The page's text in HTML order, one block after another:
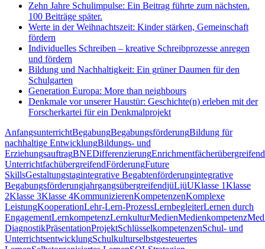
Zehn Jahre Schulimpulse: Ein Beitrag führte zum nächsten.
100 Beiträge später.
Werte in der Weihnachtszeit: Kinder stärken, Gemeinschaft
fördern
Individuelles Schreiben – kreative Schreibprozesse anregen
und fördern
Bildung und Nachhaltigkeit: Ein grüner Daumen für den
Schulgarten
Generation Europa: More than neighbours
Denkmale vor unserer Haustür: Geschichte(n) erleben mit der
Forscherkartei für ein Denkmalprojekt
AnfangsunterrichtBegabungBegabungsförderungBildung für
nachhaltige EntwicklungBildungs- und
ErziehungsauftragBNEDifferenzierungEnrichmentfächerübergreifend
UnterrichtfachübergreifendFörderungFuture
SkillsGestaltungstagintegrative Begabtenförderungintegrative
BegabungsförderungjahrgangsübergreifendjüLjüUKlasse 1Klasse
2Klasse 3Klasse 4KommunizierenKompetenzenKomplexe
LeistungKooperationLehr-Lern-ProzessLernbegleiterLernen durch
EngagementLernkompetenzLernkulturMedienMedienkompetenz
DiagnostikPräsentationProjektSchlüsselkompetenzenSchul- und
UnterrichtsentwicklungSchulkulturselbstgesteuertes